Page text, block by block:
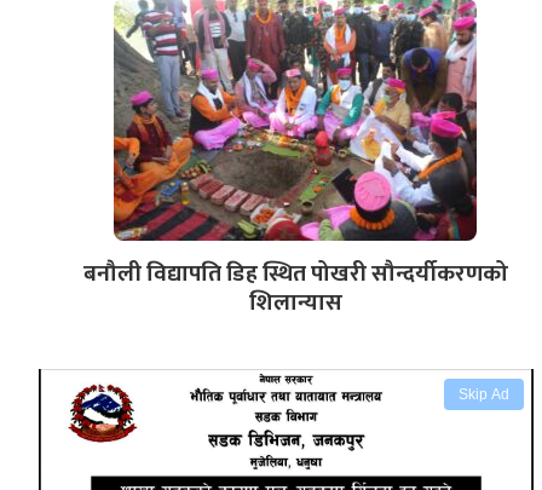
Skip Ad
बनौली विद्यापति डिह स्थित पोखरी सौन्दर्यीकरणको
शिलान्यास